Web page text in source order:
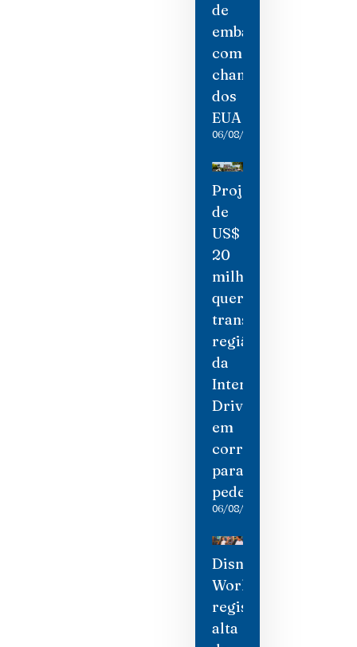
de
embaixadora
como
chantagem
dos
EUA
06/08/2026
Projeto
de
US$
20
milhões
quer
transformar
região
da
International
Drive
em
corredor
para
pedestres
06/08/2026
Disney
World
registra
alta